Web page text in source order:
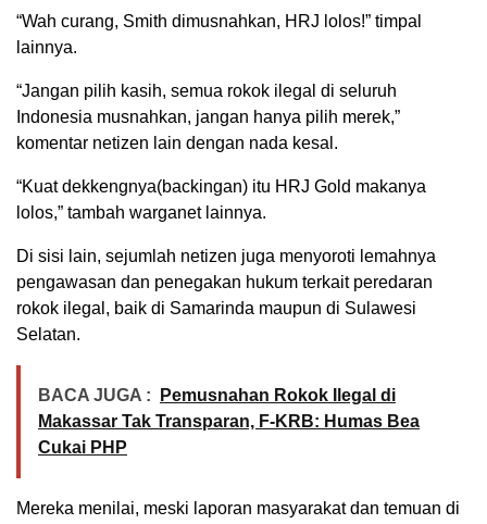
“Wah curang, Smith dimusnahkan, HRJ lolos!” timpal
lainnya.
“Jangan pilih kasih, semua rokok ilegal di seluruh
Indonesia musnahkan, jangan hanya pilih merek,”
komentar netizen lain dengan nada kesal.
“Kuat dekkengnya(backingan) itu HRJ Gold makanya
lolos,” tambah warganet lainnya.
Di sisi lain, sejumlah netizen juga menyoroti lemahnya
pengawasan dan penegakan hukum terkait peredaran
rokok ilegal, baik di Samarinda maupun di Sulawesi
Selatan.
BACA JUGA :
Pemusnahan Rokok Ilegal di
Makassar Tak Transparan, F-KRB: Humas Bea
Cukai PHP
Mereka menilai, meski laporan masyarakat dan temuan di